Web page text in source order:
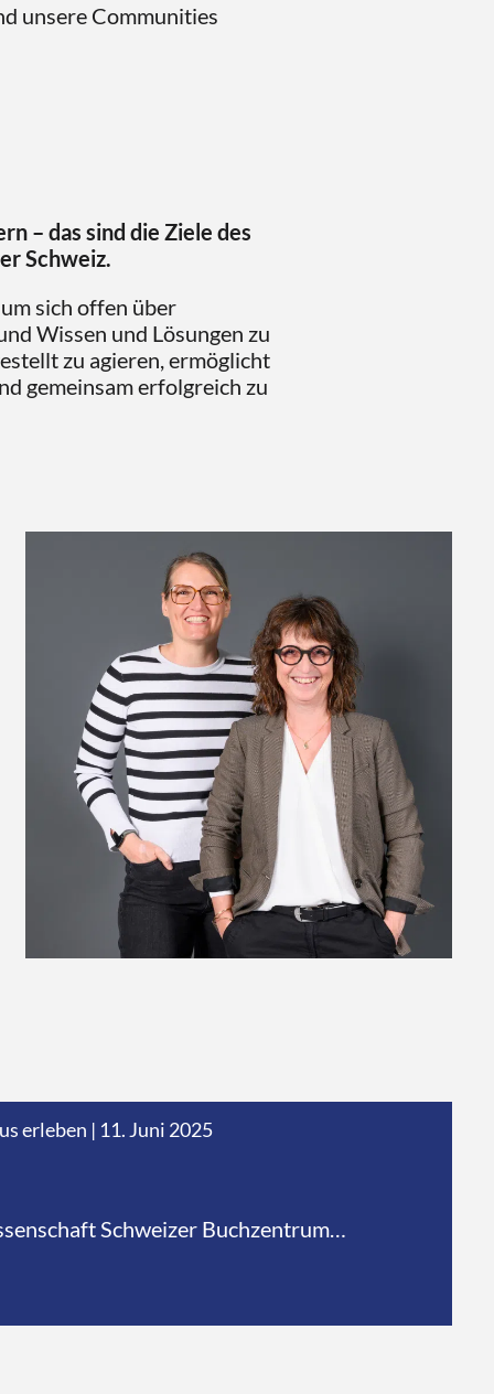
unsere Communities
– das sind die Ziele des
Schweiz.
sich offen über
Wissen und Lösungen zu
zu agieren, ermöglicht
gemeinsam erfolgreich zu
erleben | 11. Juni 2025
Schweizer Buchzentrum